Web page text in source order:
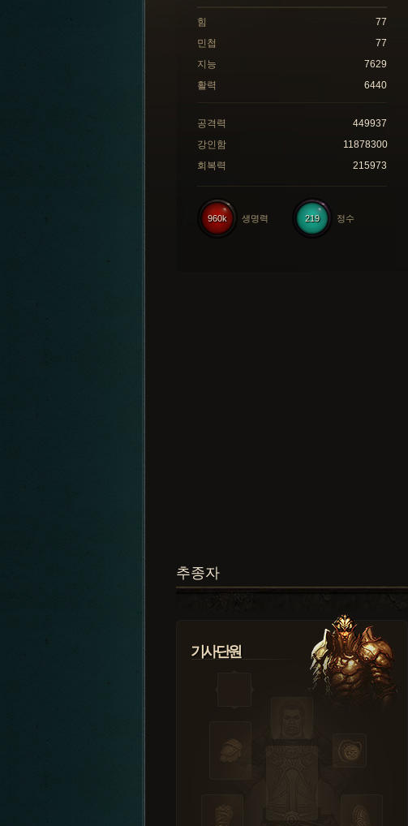
힘
77
민첩
77
지능
7629
활력
6440
공격력
449937
강인함
11878300
회복력
215973
219 정수
960k 생명력
추종자
기사단원